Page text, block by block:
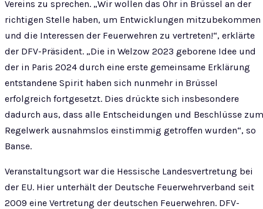
Vereins zu sprechen. „Wir wollen das Ohr in Brüssel an der
richtigen Stelle haben, um Entwicklungen mitzubekommen
und die Interessen der Feuerwehren zu vertreten!“, erklärte
der DFV-Präsident. „Die in Welzow 2023 geborene Idee und
der in Paris 2024 durch eine erste gemeinsame Erklärung
entstandene Spirit haben sich nunmehr in Brüssel
erfolgreich fortgesetzt. Dies drückte sich insbesondere
dadurch aus, dass alle Entscheidungen und Beschlüsse zum
Regelwerk ausnahmslos einstimmig getroffen wurden“, so
Banse.
Veranstaltungsort war die Hessische Landesvertretung bei
der EU. Hier unterhält der Deutsche Feuerwehrverband seit
2009 eine Vertretung der deutschen Feuerwehren. DFV-